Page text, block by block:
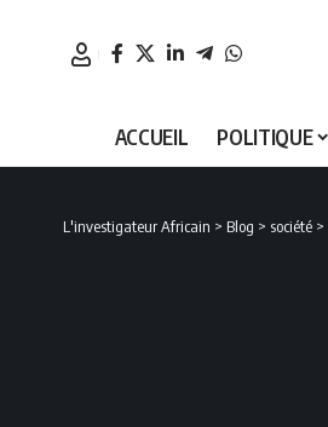
ACCUEIL POLITIQUE
L'investigateur Africain > Blog > société >